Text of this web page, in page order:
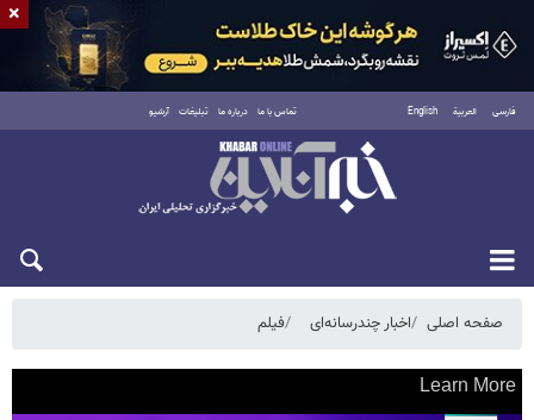
فارسی العربية English تماس با ما درباره ما تبلیغات آرشیو
شنبه ۱۷ مرداد ۱۴۰۵
صفحه اصلی اخبار چندرسانه‌ای فیلم
×